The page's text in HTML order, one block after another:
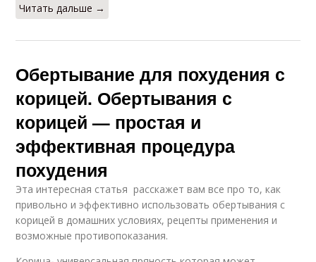
Читать дальше →
Обертывание для похудения с
корицей. Обертывания с
корицей — простая и
эффективная процедура
похудения
Эта интересная статья расскажет вам все про то, как
привольно и эффективно использовать обертывания с
корицей в домашних условиях, рецепты применения и
возможные противопоказания.